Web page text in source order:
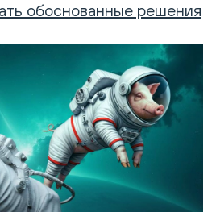
обоснованные решения